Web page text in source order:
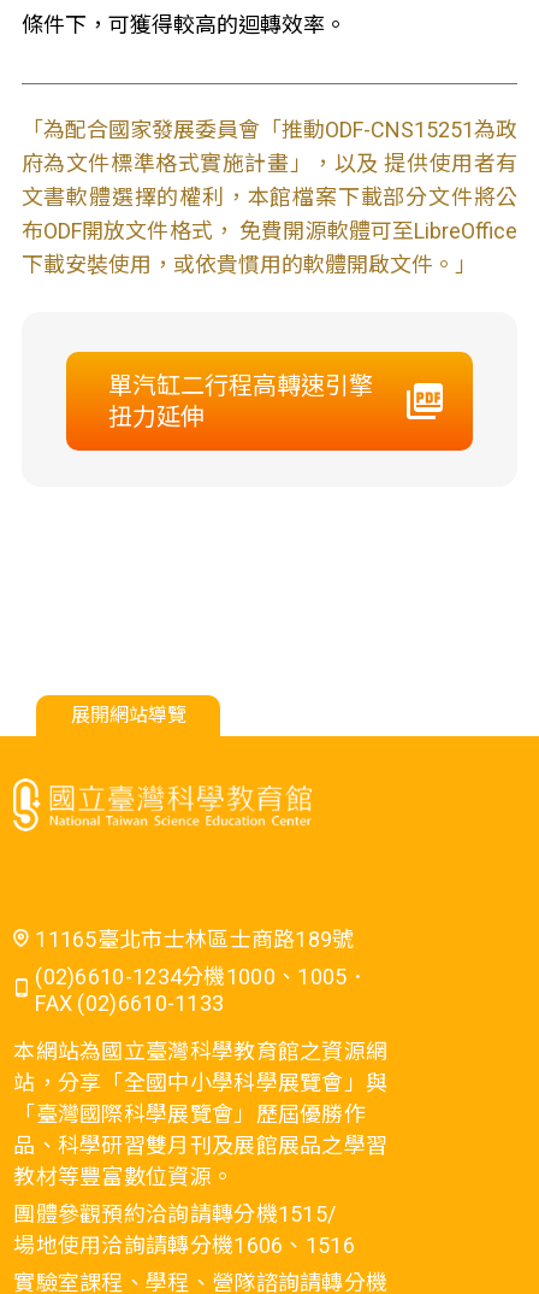
條件下，可獲得較高的迴轉效率。
「為配合國家發展委員會「推動ODF-CNS15251為政
府為文件標準格式實施計畫」，以及 提供使用者有
文書軟體選擇的權利，本館檔案下載部分文件將公
布ODF開放文件格式， 免費開源軟體可至LibreOffice
下載安裝使用，或依貴慣用的軟體開啟文件。」
單汽缸二行程高轉速引擎
扭力延伸
展開網站導覽
11165臺北市士林區士商路189號
(02)6610-1234分機1000、1005．
FAX (02)6610-1133
本網站為國立臺灣科學教育館之資源網
站，分享「全國中小學科學展覽會」與
「臺灣國際科學展覽會」歷屆優勝作
品、科學研習雙月刊及展館展品之學習
教材等豐富數位資源。
團體參觀預約洽詢請轉分機1515/
場地使用洽詢請轉分機1606、1516
實驗室課程、學程、營隊諮詢請轉分機